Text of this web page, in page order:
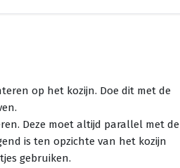
op het kozijn. Doe dit met de
Deze moet altijd parallel met de
is ten opzichte van het kozijn
gebruiken.